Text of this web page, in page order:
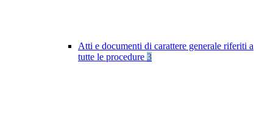
Atti e documenti di carattere generale riferiti a
tutte le procedure 3